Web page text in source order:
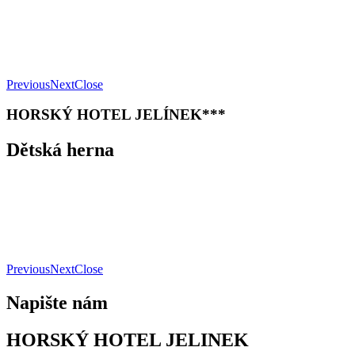
PreviousNextClose
HORSKÝ HOTEL JELÍNEK***
Dětská herna
PreviousNextClose
Napište nám
HORSKÝ HOTEL JELINEK